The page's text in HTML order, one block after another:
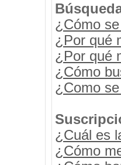
¿Cómo
¿Por qué
¿Por qué
¿Cómo
¿Como
¿Cuál es
¿Cómo